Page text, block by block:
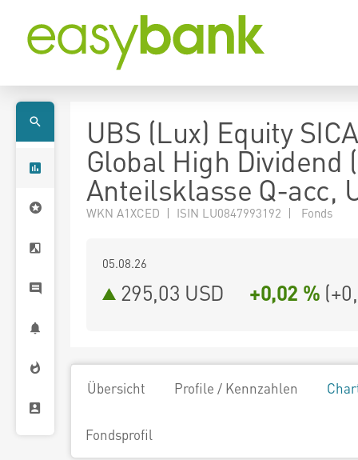
UBS (Lux) Equity
Global High Dividend
Anteilsklasse Q-acc,
WKN A1XCED | ISIN LU0847993192 | Fonds
05.08.26
295,03 USD +0,02 % (
Übersicht Profile / Kennzahlen
Fondsprofil